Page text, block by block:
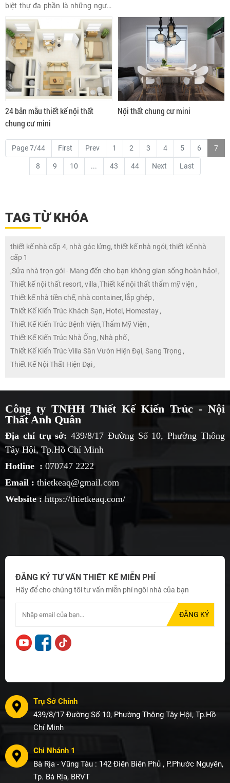
biệt thự đa phần là những người
sáng tạo. Nội thất biệt thự tân cổ
điển là sự kết hợp hoàn hảo giữa
những đường nét tinh xảo cổ điển
và sự cách tân tươi mới, tạo nên
sức hút khó cưỡng.
24 bản mẫu thiết kế nội thất
chung cư mini
Nội thất chung cư mini
Page 7/44 First Prev 1 2 3 4 5 6 7
8 9 10 ... 43 44 Next Last
TAG TỪ KHÓA
thiết kế nhà cấp 4, nhà gác lửng, thiết kế nhà ngói, thiết kế nhà
cấp 1
,Sửa nhà trọn gói - Mang đến cho bạn không gian sống hoàn hảo! ,
Thiết kế nội thất resort, villa ,Thiết kế nội thất thẩm mỹ viện ,
Thiết kế nhà tiền chế, nhà container, lắp ghép ,
Thiết Kế Kiến Trúc Khách Sạn, Hotel, Homestay,
Thiết Kế Kiến Trúc Bệnh Viện,Thẩm Mỹ Viện ,
Thiết Kế Kiến Trúc Nhà Ống, Nhà phố,
Thiết Kế Kiến Trúc Villa Sân Vườn Hiện Đại, Sang Trọng ,
Thiết Kế Nội Thất Hiện Đại,
Công ty TNHH Thiết Kế Kiến Trúc - Nội
Thất Anh Quân
Địa chỉ trụ sở: 439/8/17 Đường Số 10, Phường Thông
Tây Hội, Tp.Hồ Chí Minh
Hotline : 070747 2222
Email : thietkeaq@gmail.com
Website :https://thietkeaq.com/
ĐĂNG KÝ TƯ VẤN THIẾT KẾ MIỄN PHÍ
Hãy để cho chúng tôi tư vấn miễn phí ngôi nhà của bạn
Trụ Sở Chính
439/8/17 Đường Số 10, Phường Thông Tây Hội, Tp.Hồ
Chí Minh
Chi Nhánh 1
Bà Rịa - Vũng Tàu : 142 Điên Biên Phủ , P.Phước Nguyên,
Tp. Bà Rịa, BRVT